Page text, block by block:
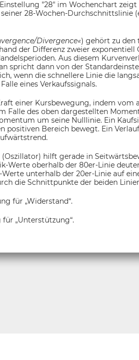
"28" im Wochenchart zeigt
28-Wochen-Durchschnittslinie
Divergence«) gehört zu den
der Differenz zweier exponentiell
Aus diesem
spricht dann von der
wenn die schnellere Linie die
eines Verkaufssignals.
einer Kursbewegung, indem vom
Falle des oben dargestellten
um seine Nulllinie. Ein
positiven Bereich bewegt. Ein
hilft gerade in
Werte oberhalb der 80er-Linie
unterhalb der 20er-Linie auf
die Schnittpunkte der beiden
für „Widerstand“.
„Unterstützung“.